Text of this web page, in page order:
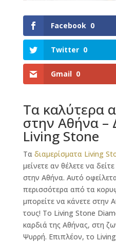
Facebook 0
Twitter 0
Gmail 0
Τα καλύτερα
στην Αθήνα –
Living Stone
Τα διαμερίσματα Living
μείνετε αν θέλετε να
στην Αθήνα. Αυτό
περισσότερα από τα
μπορείτε να κάνετε στην
τους! Το Living Stone
καρδιά της Αθήνας, στη
Ψυρρή. Επιπλέον, το